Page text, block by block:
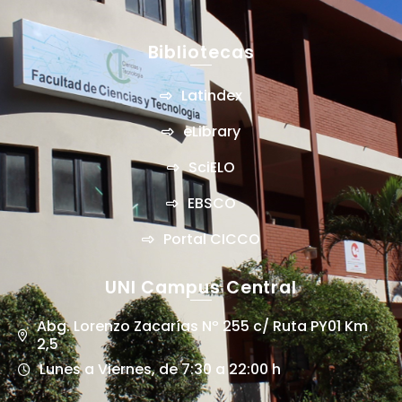
Bibliotecas
Latindex
eLibrary
SciELO
EBSCO
Portal CICCO
UNI Campus Central
Abg. Lorenzo Zacarías Nº 255 c/ Ruta PY01 Km
2,5
Lunes a Viernes, de 7:30 a 22:00 h